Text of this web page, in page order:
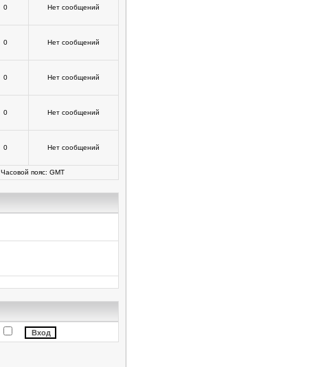
0 Нет сообщений
0 Нет сообщений
0 Нет сообщений
0 Нет сообщений
0 Нет сообщений
Часовой пояс: GMT